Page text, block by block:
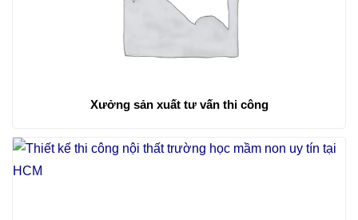
Xưởng sản xuất tư vấn thi công